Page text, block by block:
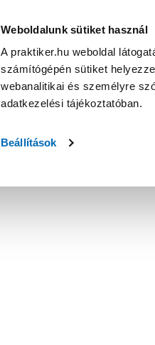
Weboldalunk sütiket használ
A praktiker.hu weboldal
számítógépén sütiket
webanalitikai és személyre
adatkezelési tájékoztatóban.
Beállítások